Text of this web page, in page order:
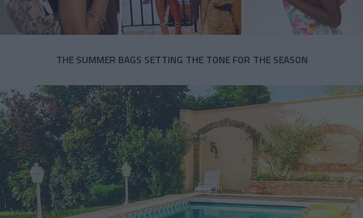
THE SUMMER BAGS SETTING THE TONE FOR THE SEASON